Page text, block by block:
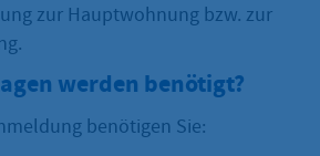
zur Hauptwohnung bzw. zur
werden benötigt?
benötigen Sie: